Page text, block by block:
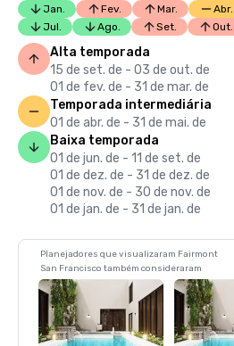
Jan. Fev. Mar. Abr.
Jul.
Ago. Set. Out.
Alta temporada
15 de set. de - 03 de out. de
01 de fev. de - 31 de mar. de
Temporada intermediária
01 de abr. de - 31 de mai. de
Baixa temporada
01 de jun. de - 11 de set. de
01 de dez. de - 31 de dez. de
01 de nov. de - 30 de nov. de
01 de jan. de - 31 de jan. de
Planejadores que visualizaram Fairmont
San Francisco também consideraram